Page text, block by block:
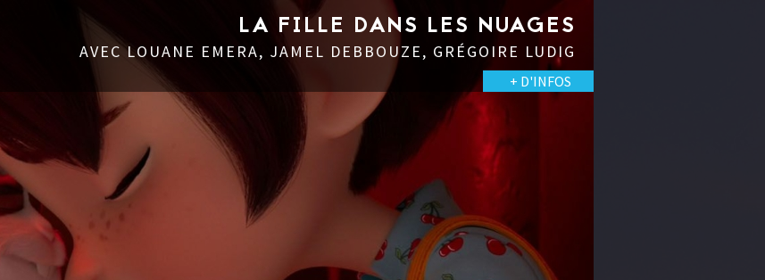
LA FILLE DANS LES NUAGES
AVEC LOUANE EMERA, JAMEL DEBBOUZE, GRÉGOIRE LUDIG
+ D'INFOS